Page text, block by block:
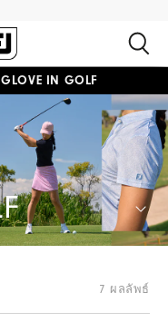
IN GOLF
7 ผลลัพธ์